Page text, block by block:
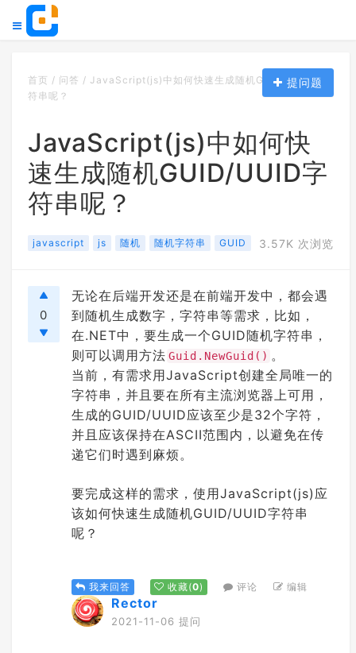
提问题
首页 / 问答 / JavaScript(js)中如何快速生成随机GUID/UUID字
符串呢？
JavaScript(js)中如何快
速生成随机GUID/UUID字
符串呢？
javascript js 随机 随机字符串 GUID 3.57K 次浏览
0
无论在后端开发还是在前端开发中，都会遇
到随机生成数字，字符串等需求，比如，
在.NET中，要生成一个GUID随机字符串，
则可以调用方法 Guid.NewGuid() 。
当前，有需求用JavaScript创建全局唯一的
字符串，并且要在所有主流浏览器上可用，
生成的GUID/UUID应该至少是32个字符，
并且应该保持在ASCII范围内，以避免在传
递它们时遇到麻烦。
要完成这样的需求，使用JavaScript(js)应
该如何快速生成随机GUID/UUID字符串
呢？
我来回答 收藏(0) 评论 编辑
Rector
2021-11-06 提问